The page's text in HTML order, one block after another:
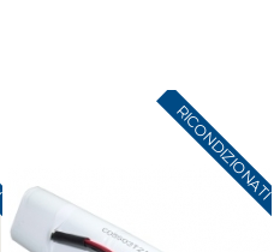
RICONDIZIONATI